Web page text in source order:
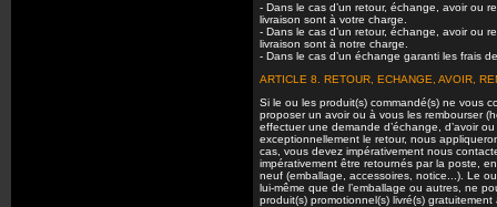
- Dans le cas d’un retour, échange, avoir ou
livraison sont à votre charge.
- Dans le cas d’un retour, échange, avoir ou
livraison sont à notre charge.
- Dans le cas d’un échange garanti les frais
ARTICLE 8. RETOUR, ECHANGE, AVOIR,
Si le ou les produit(s) commandé(s) ne vous
proposer un avoir ou à vous les rembourser
effectuer une demande d’échange, d’avoir
exceptionnellement le retour, nous
cas, vous devez impérativement nous
impérativement être retournés par la poste,
neuf (emballage, accessoires, notice...). Le
lui-même que de l’emballage ou autres, ne
produit(s) promotionnel(s) livré(s)